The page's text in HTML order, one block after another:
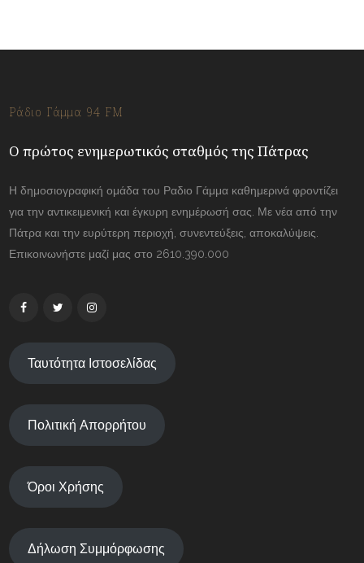
Ράδιο Γάμμα 94 FM
Ο πρώτος ενημερωτικός σταθμός της Πάτρας
Η δημοσιογραφική ομάδα του Ραδιο Γάμμα καθημερινά φροντίζει
για την αντικειμενική και έγκυρη ενημέρωσή σας. Με νέα από την
Πάτρα και την ευρύτερη περιοχή, συνεντεύξεις, αποκαλύψεις.
Επικοινωνήστε μαζί μας στο 2610.390.000
Ταυτότητα Ιστοσελίδας
Πολιτική Απορρήτου
Όροι Χρήσης
Δήλωση Συμμόρφωσης